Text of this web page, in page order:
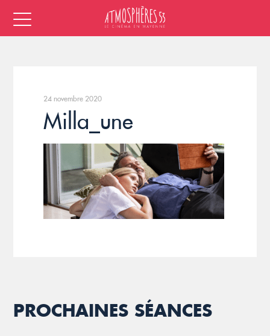
24 novembre 2020
Milla_une
PROCHAINES SÉANCES